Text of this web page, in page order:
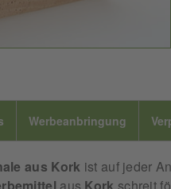
Werbeanbringung
aus Kork ist auf jeder